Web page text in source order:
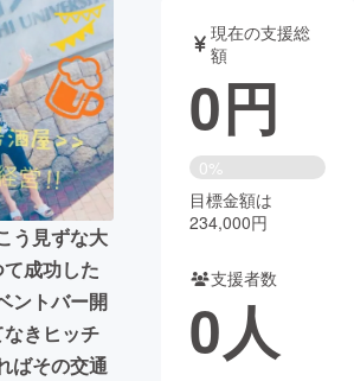
ー・ガジェット
画 書籍・雑誌
・起業 チャレンジ
・地域活性化
Social Good
CAMPFIRE Creation
るさと納税machi-ya コミュニティ
う見ずな大
成功した
ントバー開
きヒッチ
ばその交通
現在の支援総
額
0円
0%
目標金額は
234,000円
支援者数
0人